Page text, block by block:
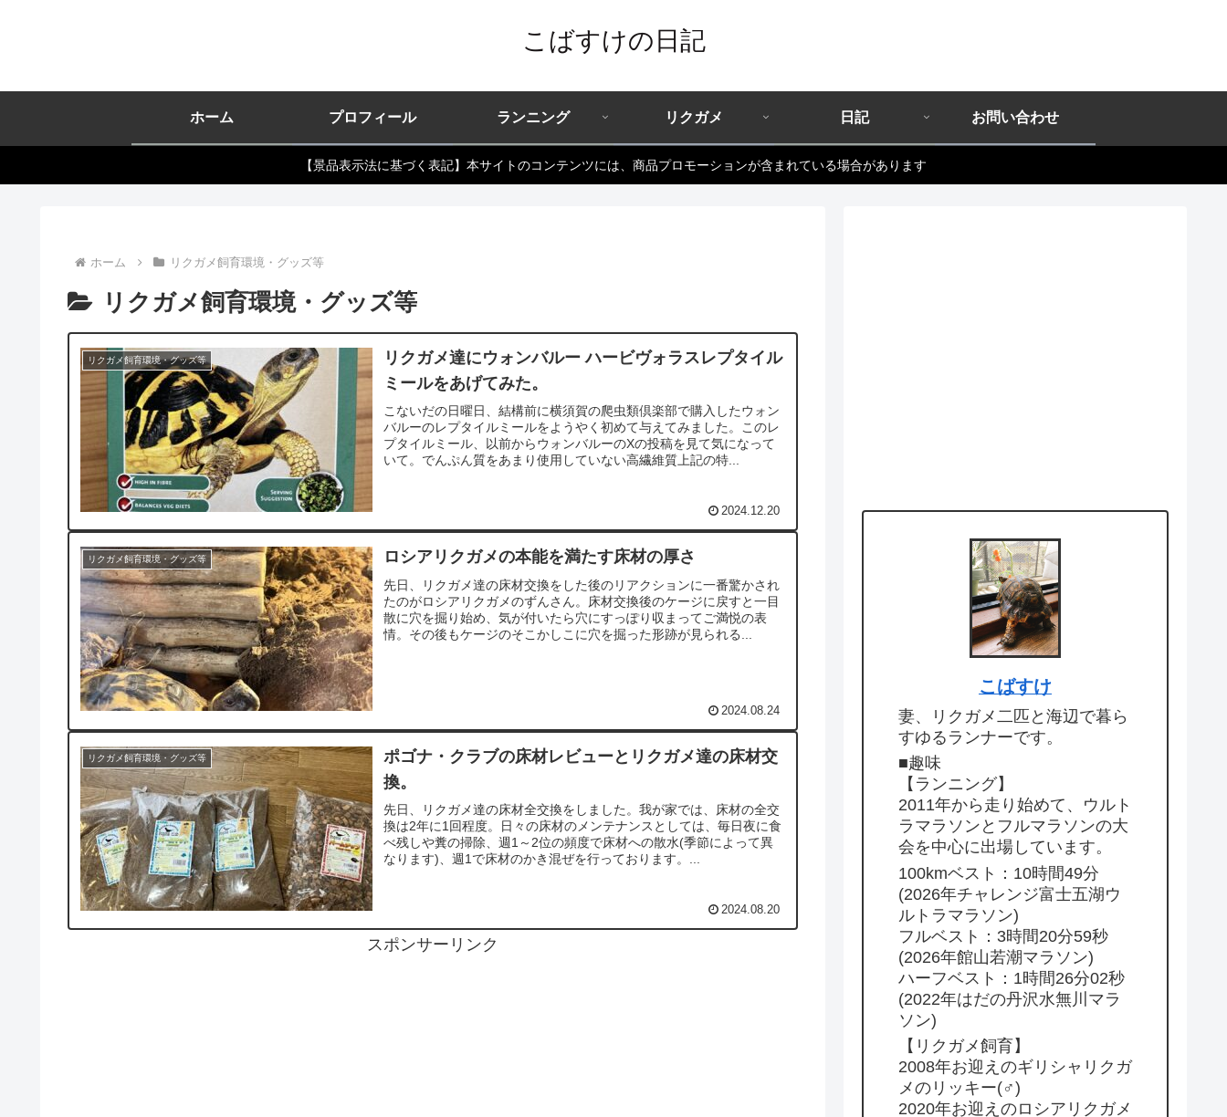
こばすけの日記
ホーム プロフィール ランニング リクガメ 日記 お問い合わせ
【景品表示法に基づく表記】本サイトのコンテンツには、商品プロモーションが含まれている場合があります
ホーム リクガメ飼育環境・グッズ等
リクガメ飼育環境・グッズ等
リクガメ飼育環境・グッズ等
リクガメ達にウォンバルー ハービヴォラスレプタイル
ミールをあげてみた。
こないだの日曜日、結構前に横須賀の爬虫類倶楽部で購入したウォン
バルーのレプタイルミールをようやく初めて与えてみました。このレ
プタイルミール、以前からウォンバルーのXの投稿を見て気になって
いて。でんぷん質をあまり使用していない高繊維質上記の特...
2024.12.20
リクガメ飼育環境・グッズ等 ロシアリクガメの本能を満たす床材の厚さ
先日、リクガメ達の床材交換をした後のリアクションに一番驚かされ
たのがロシアリクガメのずんさん。床材交換後のケージに戻すと一目
散に穴を掘り始め、気が付いたら穴にすっぽり収まってご満悦の表
情。その後もケージのそこかしこに穴を掘った形跡が見られる...
2024.08.24
リクガメ飼育環境・グッズ等
ポゴナ・クラブの床材レビューとリクガメ達の床材交
換。
先日、リクガメ達の床材全交換をしました。我が家では、床材の全交
換は2年に1回程度。日々の床材のメンテナンスとしては、毎日夜に食
べ残しや糞の掃除、週1～2位の頻度で床材への散水(季節によって異
なります)、週1で床材のかき混ぜを行っております。...
2024.08.20
スポンサーリンク
こばすけ
妻、リクガメ二匹と海辺で暮ら
すゆるランナーです。
■趣味
【ランニング】
2011年から走り始めて、ウルト
ラマラソンとフルマラソンの大
会を中心に出場しています。
100kmベスト：10時間49分
(2026年チャレンジ富士五湖ウ
ルトラマラソン)
フルベスト：3時間20分59秒
(2026年館山若潮マラソン)
ハーフベスト：1時間26分02秒
(2022年はだの丹沢水無川マラ
ソン)
【リクガメ飼育】
2008年お迎えのギリシャリクガ
メのリッキー(♂)
2020年お迎えのロシアリクガメ